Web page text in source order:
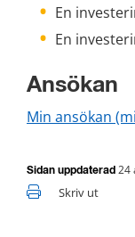
En
En
Ansökan
Min ansökan
Sidan uppdaterad 24
Skriv ut